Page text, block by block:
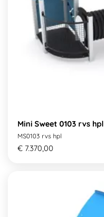
Mini Sweet 0103 rvs hpl
MS0103 rvs hpl
€ 7.370,00